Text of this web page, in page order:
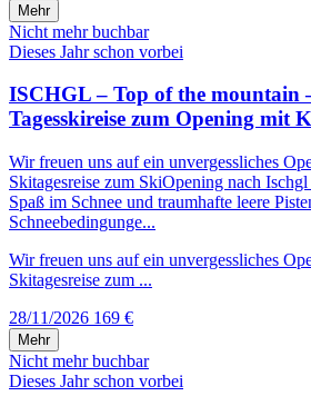
Mehr
Nicht mehr buchbar
Dieses Jahr schon vorbei
ISCHGL – Top of the mountain
Tagesskireise zum Opening mit
Wir freuen uns auf ein unvergessliches
Skitagesreise zum SkiOpening nach
Spaß im Schnee und traumhafte leere
Schneebedingunge...
Wir freuen uns auf ein unvergessliches
Skitagesreise zum ...
28/11/2026 169 €
Mehr
Nicht mehr buchbar
Dieses Jahr schon vorbei